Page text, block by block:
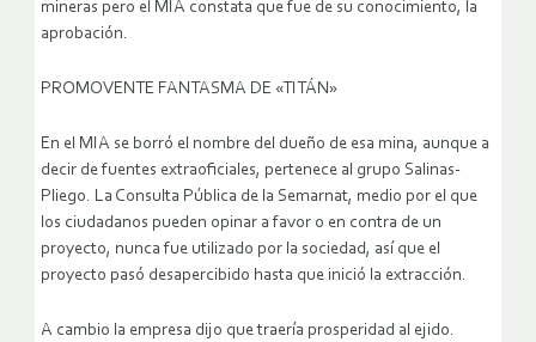
mineras pero el MIA constata que fue de su conocimiento, la
aprobación.
PROMOVENTE FANTASMA DE «TITÁN»
En el MIA se borró el nombre del dueño de esa mina, aunque a
decir de fuentes extraoficiales, pertenece al grupo Salinas-
Pliego. La Consulta Pública de la Semarnat, medio por el que
los ciudadanos pueden opinar a favor o en contra de un
proyecto, nunca fue utilizado por la sociedad, así que el
proyecto pasó desapercibido hasta que inició la extracción.
A cambio la empresa dijo que traería prosperidad al ejido.